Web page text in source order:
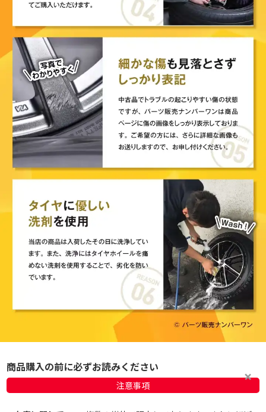
商品購入の前に必ずお読みください
注意事項